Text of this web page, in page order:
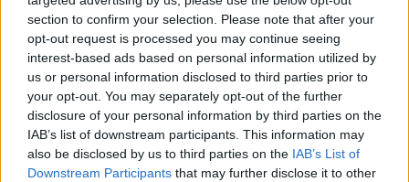
section to confirm your selection. Please note that after your
opt-out request is processed you may continue seeing
interest-based ads based on personal information utilized by
us or personal information disclosed to third parties prior to
your opt-out. You may separately opt-out of the further
disclosure of your personal information by third parties on the
IAB’s list of downstream participants. This information may
also be disclosed by us to third parties on the IAB’s List of
Downstream Participants that may further disclose it to other
Mokka sålt riktigt bra men modellen är ju inte
så vanlig hemma hos oss. Den kan bli mer
attraktiv nu.
Något du inte gillar?
– Fjädringen är i tuffaste laget, i alla fall på
underlaget här.